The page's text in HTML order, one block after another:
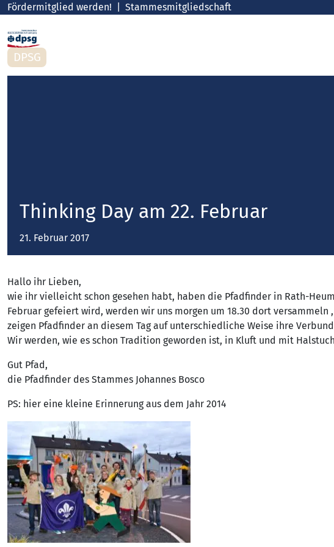
Fördermitglied werden! Stammesmitgliedschaft
DPSG
Thinking Day am 22. Februar
21. Februar 2017
Hallo ihr Lieben,
wie ihr vielleicht schon gesehen habt, haben die Pfadfinder in Rath-
Februar gefeiert wird, werden wir uns morgen um 18.30 dort
zeigen Pfadfinder an diesem Tag auf unterschiedliche Weise ihre
Wir werden, wie es schon Tradition geworden ist, in Kluft und mit
Gut Pfad,
die Pfadfinder des Stammes Johannes Bosco
PS: hier eine kleine Erinnerung aus dem Jahr 2014